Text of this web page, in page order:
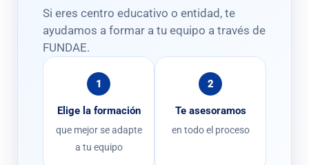
Si eres centro educativo o entidad, te
ayudamos a formar a tu equipo a través de
FUNDAE.
1
Elige la formación
que mejor se adapte
a tu equipo
2
Te asesoramos
en todo el proceso